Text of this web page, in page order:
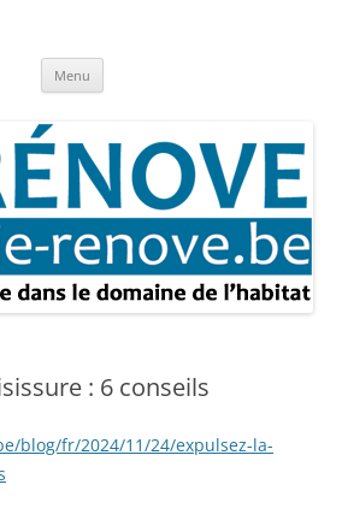
Menu
: 6 conseils
blog/fr/2024/11/24/expulsez-la-